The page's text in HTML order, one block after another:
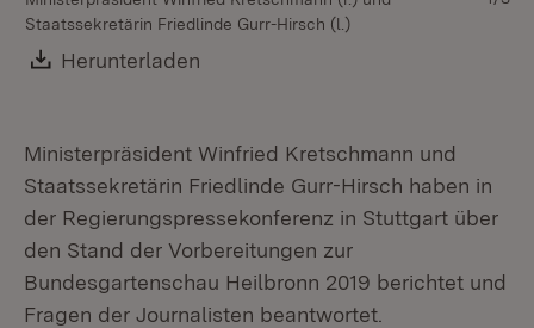
Staatssekretärin Friedlinde Gurr-Hirsch (l.)
Download:
Herunterladen
Ministerpräsident Winfried Kretschmann und
Staatssekretärin Friedlinde Gurr-Hirsch haben in
der Regierungspressekonferenz in Stuttgart über
den Stand der Vorbereitungen zur
Bundesgartenschau Heilbronn 2019 berichtet und
Fragen der Journalisten beantwortet.